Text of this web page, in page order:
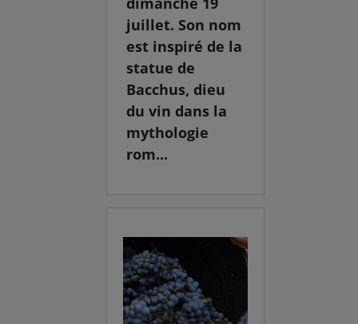
juillet. Son nom
est inspiré de la
statue de
Bacchus, dieu
du vin dans la
mythologie
rom...